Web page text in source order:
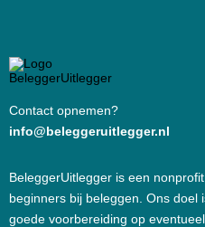
Contact opnemen?
info@beleggeruitlegger.nl
BeleggerUitlegger is een
beginners bij beleggen. Ons doel
goede voorbereiding op